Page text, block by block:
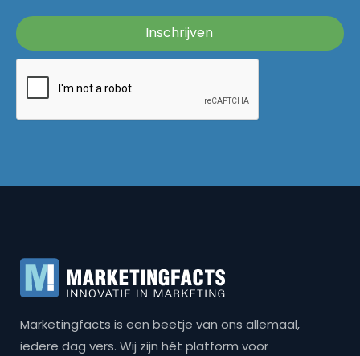
Marketingfacts is een beetje van ons allemaal,
iedere dag vers. Wij zijn hét platform voor